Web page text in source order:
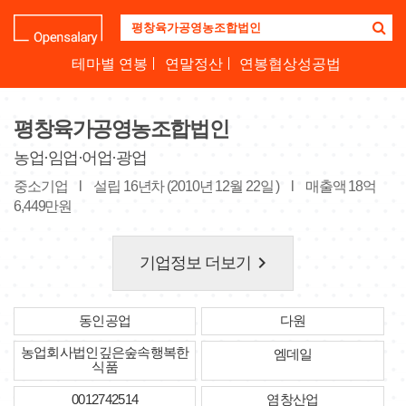
업
명
하
세
요
테마별 연봉 연말정산 연봉협상성공법
평창육가공영농조합법인
농업·임업·어업·광업
중소기업 설립 16년차 (2010년 12월 22일 )
매출액 18억
6,449만원
기업정보 더보기 keyboard_arrow_right
동인공업 다원
농업회사법인깊은숲속행복한
식품
엠데일
0012742514 염창산업